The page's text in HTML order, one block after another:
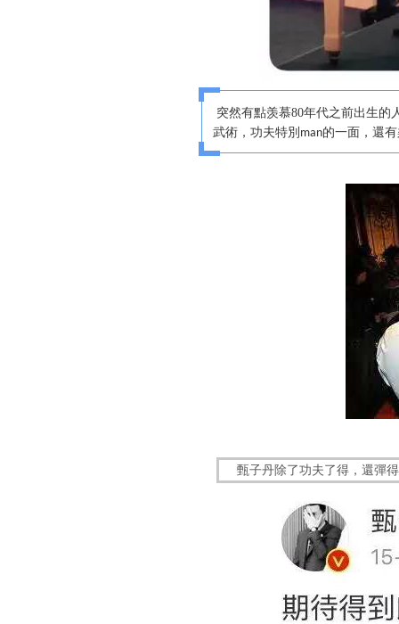
突然有點羡慕80年代之前出生的
武術，功夫特別 man的一面，還
甄子丹除了功夫了得，還彈